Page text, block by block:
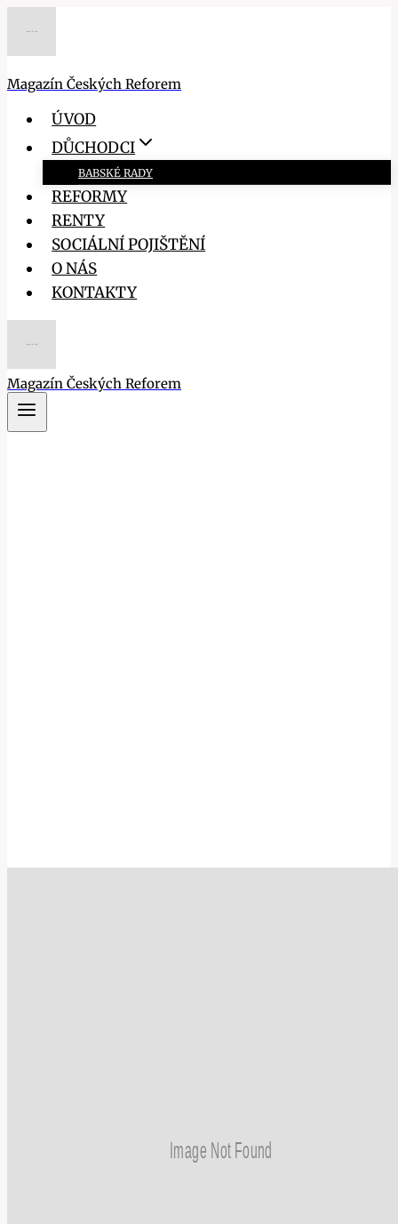
Magazín Českých Reforem
ÚVOD
DŮCHODCI
BABSKÉ RADY
REFORMY
RENTY
SOCIÁLNÍ POJIŠTĚNÍ
O NÁS
KONTAKTY
Magazín Českých Reforem